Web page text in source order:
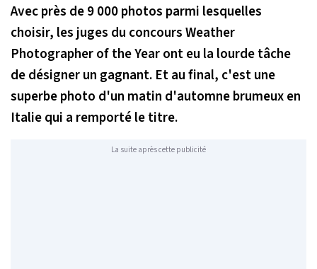
Avec près de 9 000 photos parmi lesquelles
choisir, les juges du concours Weather
Photographer of the Year ont eu la lourde tâche
de désigner un gagnant. Et au final, c'est une
superbe photo d'un matin d'automne brumeux en
Italie qui a remporté le titre.
La suite après cette publicité